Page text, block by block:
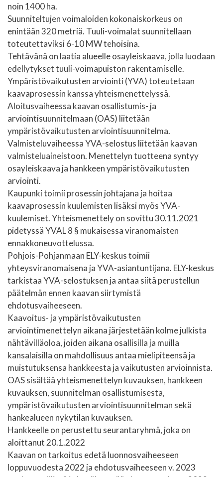
noin 1400 ha.
Suunniteltujen voimaloiden kokonaiskorkeus on
enintään 320 metriä. Tuuli-voimalat suunnitellaan
toteutettaviksi 6-10 MW tehoisina.
Tehtävänä on laatia alueelle osayleiskaava, jolla luodaan
edellytykset tuuli-voimapuiston rakentamiselle.
Ympäristövaikutusten arviointi (YVA) toteutetaan
kaavaprosessin kanssa yhteismenettelyssä.
Aloitusvaiheessa kaavan osallistumis- ja
arviointisuunnitelmaan (OAS) liitetään
ympäristövaikutusten arviointisuunnitelma.
Valmisteluvaiheessa YVA-selostus liitetään kaavan
valmisteluaineistoon. Menettelyn tuotteena syntyy
osayleiskaava ja hankkeen ympäristövaikutusten
arviointi.
Kaupunki toimii prosessin johtajana ja hoitaa
kaavaprosessin kuulemisten lisäksi myös YVA-
kuulemiset. Yhteismenettely on sovittu 30.11.2021
pidetyssä YVAL 8 § mukaisessa viranomaisten
ennakkoneuvottelussa.
Pohjois-Pohjanmaan ELY-keskus toimii
yhteysviranomaisena ja YVA-asiantuntijana. ELY-keskus
tarkistaa YVA-selostuksen ja antaa siitä perustellun
päätelmän ennen kaavan siirtymistä
ehdotusvaiheeseen.
Kaavoitus- ja ympäristövaikutusten
arviointimenettelyn aikana järjestetään kolme julkista
nähtävilläoloa, joiden aikana osallisilla ja muilla
kansalaisilla on mahdollisuus antaa mielipiteensä ja
muistutuksensa hankkeesta ja vaikutusten arvioinnista.
OAS sisältää yhteismenettelyn kuvauksen, hankkeen
kuvauksen, suunnitelman osallistumisesta,
ympäristövaikutusten arviointisuunnitelman sekä
hankealueen nykytilan kuvauksen.
Hankkeelle on perustettu seurantaryhmä, joka on
aloittanut 20.1.2022
Kaavan on tarkoitus edetä luonnosvaiheeseen
loppuvuodesta 2022 ja ehdotusvaiheeseen v. 2023